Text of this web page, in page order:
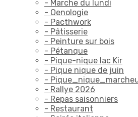
- Marche du lundi
- Oenologie
- Pacthwork
- Pâtisserie
- Peinture sur bois
- Pétanque
- Pique-nique lac Kir
- Pique nique de juin
-
- Rallye 2026
- Repas saisonniers
- Restaurant